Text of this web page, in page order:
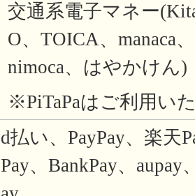
交通系電子マネー
O、TOICA、manaca
nimoca、はやかけん)
※PiTaPaはご利用い
d払い、PayPay、楽天
Pay、BankPay、